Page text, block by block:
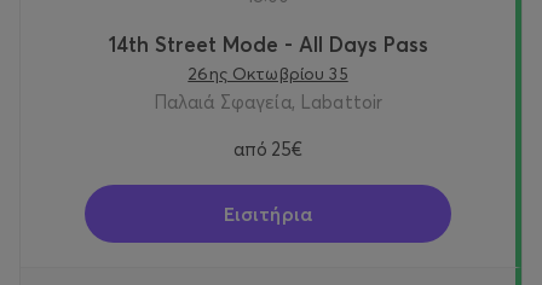
for the second year in a row.
14th Street Mode - All Days Pass
26ης Οκτωβρίου 35
Παλαιά Σφαγεία, Labattoir
από 25€
Εισιτήρια